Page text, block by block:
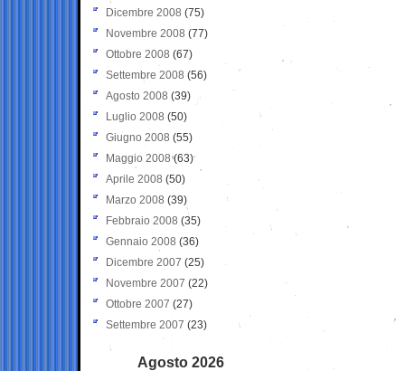
Dicembre 2008 (75)
Novembre 2008 (77)
Ottobre 2008 (67)
Settembre 2008 (56)
Agosto 2008 (39)
Luglio 2008 (50)
Giugno 2008 (55)
Maggio 2008(63)
Aprile 2008 (50)
Marzo 2008 (39)
Febbraio 2008 (35)
Gennaio 2008 (36)
Dicembre 2007 (25)
Novembre 2007 (22)
Ottobre 2007 (27)
Settembre 2007 (23)
Agosto 2026